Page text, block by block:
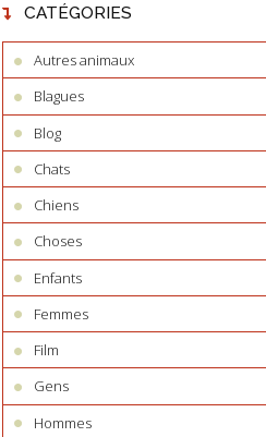
CATÉGORIES
Autres animaux
Blagues
Blog
Chats
Chiens
Choses
Enfants
Femmes
Film
Gens
Hommes